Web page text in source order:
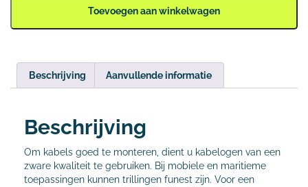
Toevoegen aan winkelwagen
Beschrijving Aanvullende informatie
Beschrijving
Om kabels goed te monteren, dient u kabelogen van een
zware kwaliteit te gebruiken. Bij mobiele en maritieme
toepassingen kunnen trillingen funest zijn. Voor een